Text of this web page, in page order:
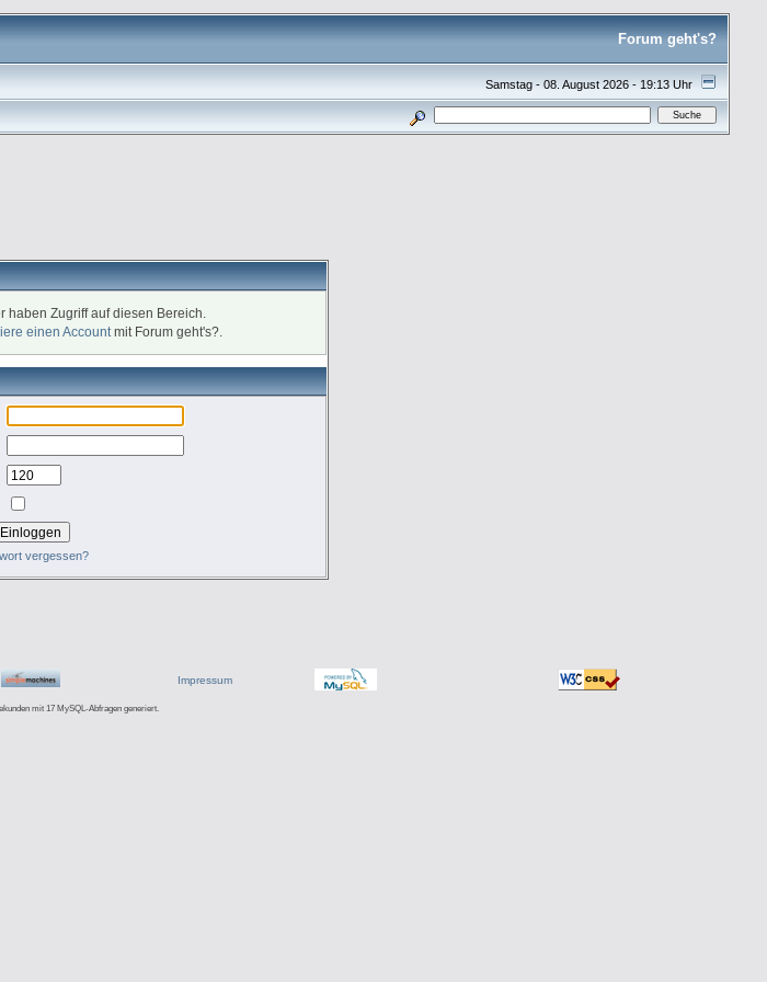
Forum geht's?
Samstag - 08. August 2026 - 19:13 Uhr
haben Zugriff auf diesen Bereich.
einen Accountmit Forum geht's?.
vergessen?
Impressum
mit 17 MySQL-Abfragen generiert.